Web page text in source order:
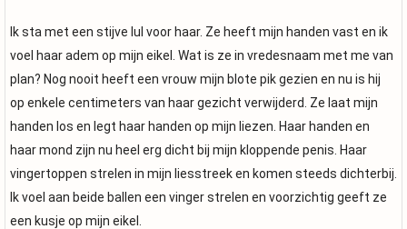
Ik sta met een stijve lul voor haar. Ze heeft mijn handen vast en ik
voel haar adem op mijn eikel. Wat is ze in vredesnaam met me van
plan? Nog nooit heeft een vrouw mijn blote pik gezien en nu is hij
op enkele centimeters van haar gezicht verwijderd. Ze laat mijn
handen los en legt haar handen op mijn liezen. Haar handen en
haar mond zijn nu heel erg dicht bij mijn kloppende penis. Haar
vingertoppen strelen in mijn liesstreek en komen steeds dichterbij.
Ik voel aan beide ballen een vinger strelen en voorzichtig geeft ze
een kusje op mijn eikel.